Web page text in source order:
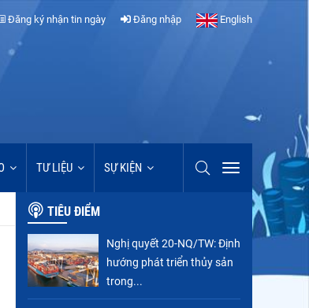
Đăng ký nhận tin ngày Đăng nhập English
TƯ LIỆU SỰ KIỆN
TIÊU ĐIỂM
Nghị quyết 20-NQ/TW: Định
hướng phát triển thủy sản
trong...